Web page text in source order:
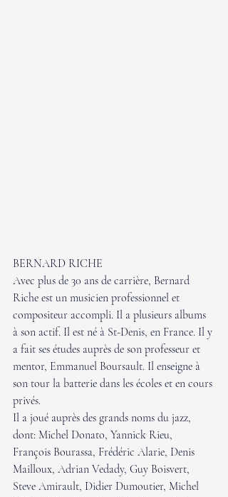
BERNARD RICHE
Avec plus de 30 ans de carrière, Bernard
Riche est un musicien professionnel et
compositeur accompli. Il a plusieurs albums
à son actif. Il est né à St-Denis, en France. Il y
a fait ses études auprès de son professeur et
mentor, Emmanuel Boursault. Il enseigne à
son tour la batterie dans les écoles et en cours
privés.
Il a joué auprès des grands noms du jazz,
dont: Michel Donato, Yannick Rieu,
François Bourassa, Frédéric Alarie, Denis
Mailloux, Adrian Vedady, Guy Boisvert,
Steve Amirault, Didier Dumoutier, Michel